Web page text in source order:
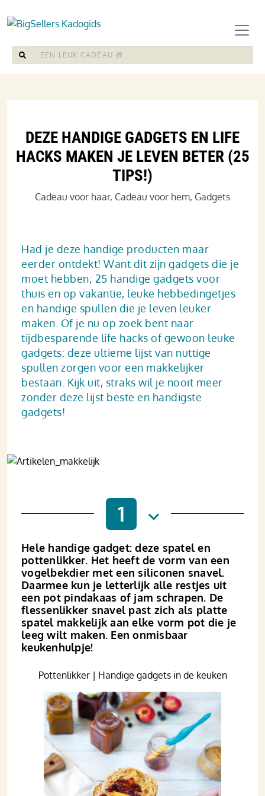
DEZE HANDIGE GADGETS EN LIFE
HACKS MAKEN JE LEVEN BETER (25
TIPS!)
Cadeau voor haar, Cadeau voor hem, Gadgets
Had je deze handige producten maar
eerder ontdekt! Want dit zijn gadgets die je
moet hebben; 25 handige gadgets voor
thuis en op vakantie, leuke hebbedingetjes
en handige spullen die je leven leuker
maken. Of je nu op zoek bent naar
tijdbesparende life hacks of gewoon leuke
gadgets: deze ultieme lijst van nuttige
spullen zorgen voor een makkelijker
bestaan. Kijk uit, straks wil je nooit meer
zonder deze lijst beste en handigste
gadgets!
1
Hele handige gadget: deze spatel en
pottenlikker. Het heeft de vorm van een
vogelbekdier met een siliconen snavel.
Daarmee kun je letterlijk alle restjes uit
een pot pindakaas of jam schrapen. De
flessenlikker snavel past zich als platte
spatel makkelijk aan elke vorm pot die je
leeg wilt maken. Een onmisbaar
keukenhulpje!
Pottenlikker | Handige gadgets in de keuken